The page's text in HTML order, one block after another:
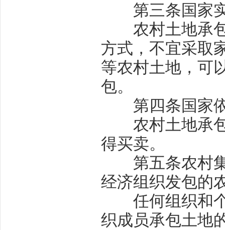
第三条 国家
农村土地承包
方式，不宜采取
等农村土地，可
包。
第四条 国家
农村土地承包
得买卖。
第五条农村
经济组织发包的
任何组织和个
织成员承包土地